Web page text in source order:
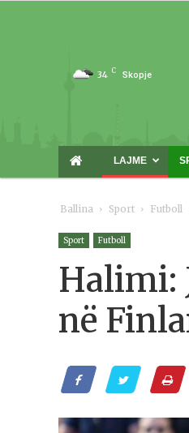
34 C Skopje
LAJME
Ballina Sport Futboll
Sport Futboll
Halimi:
në